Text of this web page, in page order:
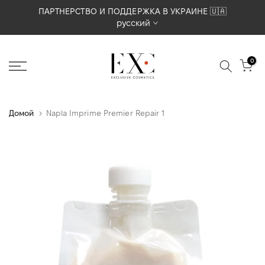
Перейти
содержимому
ПАРТНЕРСТВО И ПОДДЕРЖКА В УКРАИНЕ 🇺🇦
русский
0
Домой Napla Imprime Premier Repair 1